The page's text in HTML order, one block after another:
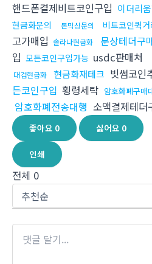
핸드폰결제비트코인구입 이더리
현금화문의
돈믹싱문의 비트코인퀵거
고가매입 솔라나현금화 문상테더구
입 모든코인구입가능 usdc판매처
대검현금화 현금화재테크 빗썸코인
든코인구입 횡령세탁 암호화폐구매
암호화폐전송대행 소액결제테더
좋아요 0 싫어요 0
인쇄
전체 0